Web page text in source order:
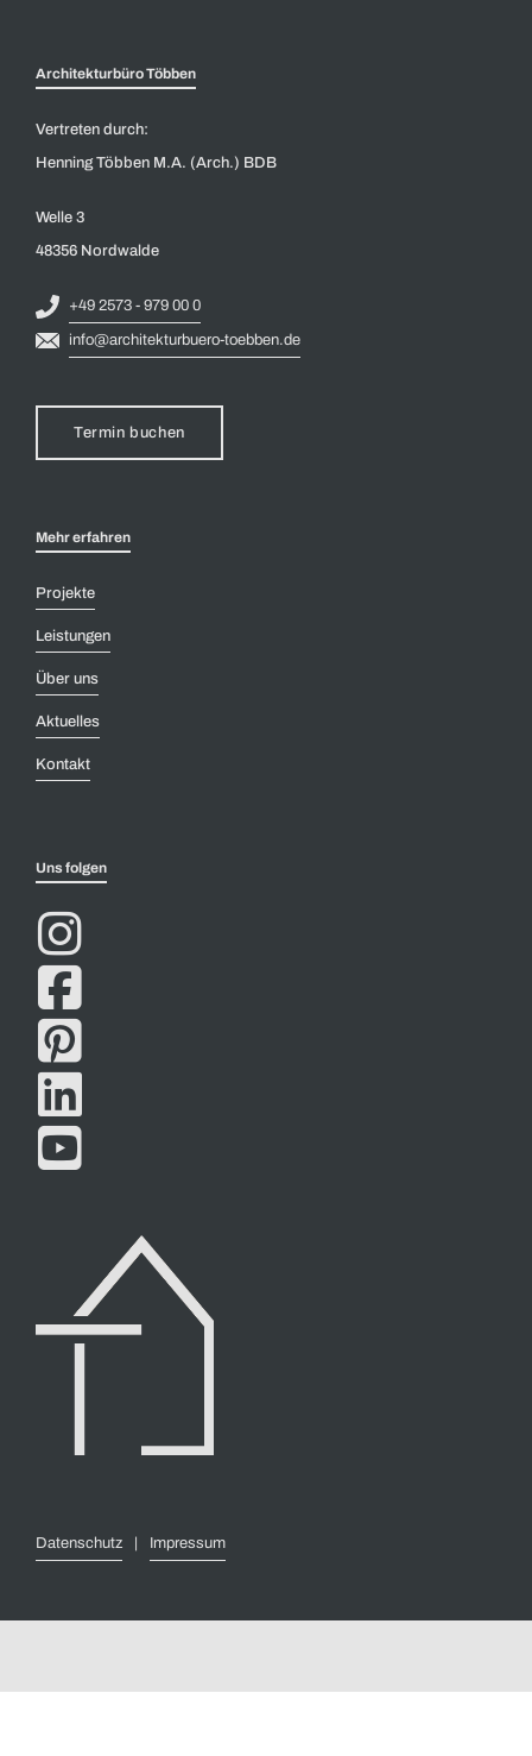
Architekturbüro Többen
Vertreten durch:
Henning Többen M.A. (Arch.) BDB
Welle 3
48356 Nordwalde
+49 2573 - 979 00 0
info@architekturbuero-toebben.de
Termin buchen
Mehr erfahren
Projekte
Leistungen
Über uns
Aktuelles
Kontakt
Uns folgen





Datenschutz Impressum